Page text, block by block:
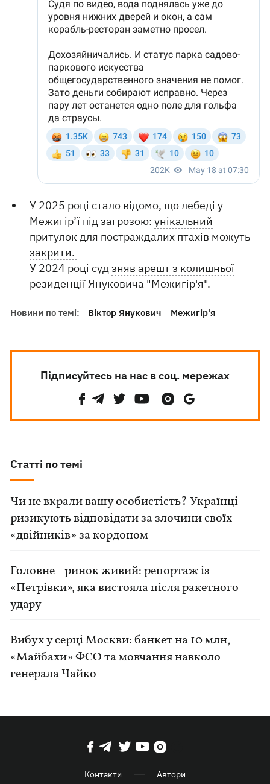
У 2025 році стало відомо, що лебеді у
Межигір’ї під загрозою:унікальний
притулок для постраждалих птахів можуть
закрити.
У 2024 році судзняв арешт з колишньої
резиденції Януковича "Межигір'я".
Новини по темі: Віктор Янукович Межигір'я
Підписуйтесь на нас в соц. мережах
Статті по темі
Чи не вкрали вашу особистість? Українці
ризикують відповідати за злочини своїх
«двійників» за кордоном
Головне - ринок живий: репортаж із
«Петрівки», яка вистояла після ракетного
удару
Вибух у серці Москви: банкет на 10 млн,
«Майбахи» ФСО та мовчання навколо
генерала Чайко
Контакти Автори